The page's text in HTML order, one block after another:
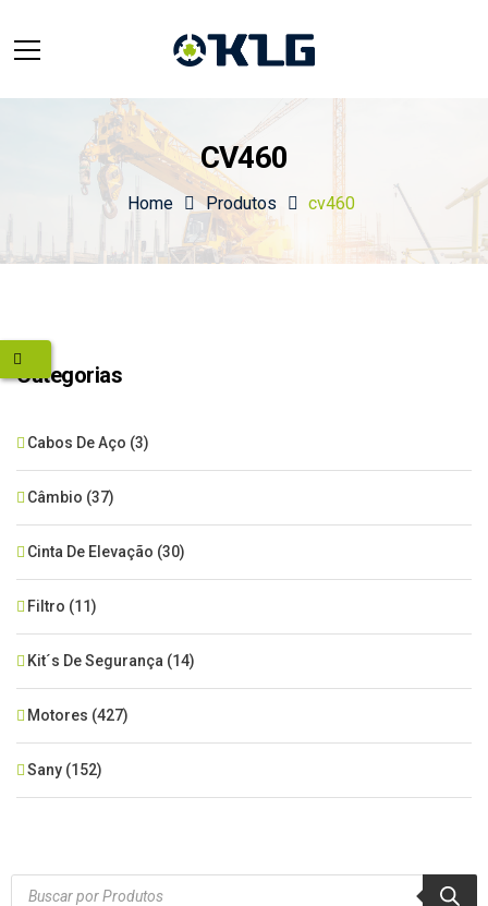
CV460
Home Produtos cv460
Categorias
Cabos De Aço (3)
Câmbio (37)
Cinta De Elevação (30)
Filtro (11)
Kit´s De Segurança (14)
Motores (427)
Sany (152)
Xcmg(425)
Products
search